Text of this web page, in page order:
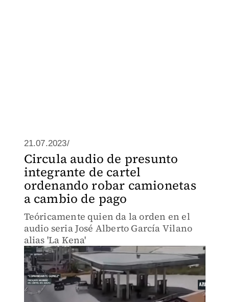
21.07.2023/
Circula audio de presunto
integrante de cartel
ordenando robar camionetas
a cambio de pago
Teóricamente quien da la orden en el
audio seria José Alberto García Vilano
alias 'La Kena'